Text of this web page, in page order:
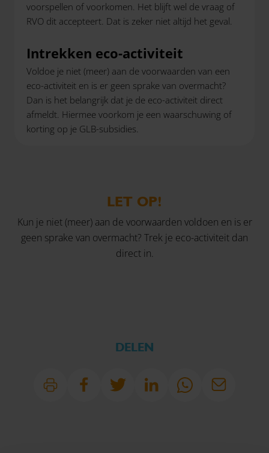
voorspellen of voorkomen. Het blijft wel de vraag of
RVO dit accepteert. Dat is zeker niet altijd het geval.
Intrekken eco-activiteit
Voldoe je niet (meer) aan de voorwaarden van een
eco-activiteit en is er geen sprake van overmacht?
Dan is het belangrijk dat je de eco-activiteit direct
afmeldt. Hiermee voorkom je een waarschuwing of
korting op je GLB-subsidies.
LET OP!
Kun je niet (meer) aan de voorwaarden voldoen en is er
geen sprake van overmacht? Trek je eco-activiteit dan
direct in.
DELEN